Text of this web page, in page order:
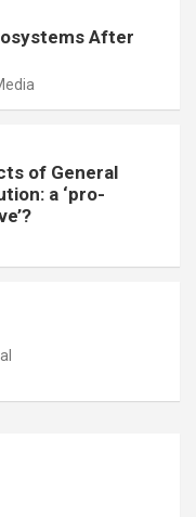
After
of General
a ‘pro-